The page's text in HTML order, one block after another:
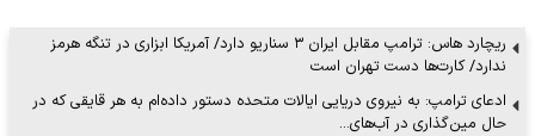
ریچارد هاس: ترامپ مقابل ایران ۳ سناریو دارد/ آمریکا ابزاری در تنگه هرمز
ندارد/ کارت‌ها دست تهران است
ادعای ترامپ: به نیروی دریایی ایالات متحده دستور داده‌ام به هر قایقی که در
حال مین‌گذاری در آب‌های…